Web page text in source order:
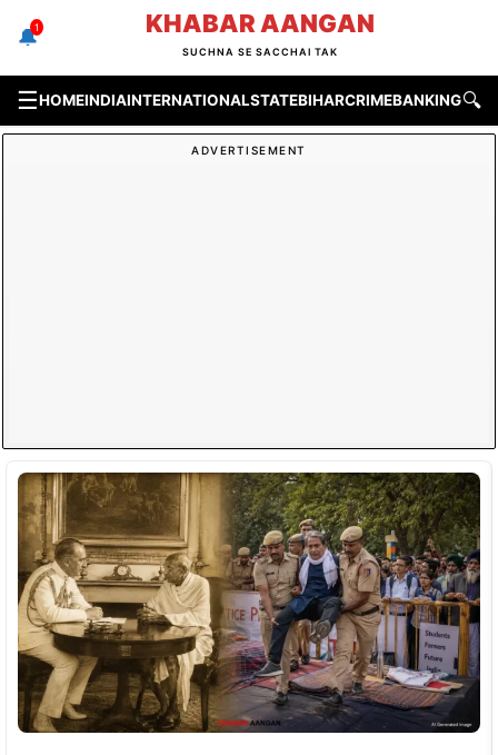
🔔
1 KHABAR AANGAN
SUCHNA SE SACCHAI TAK
☰HOMEINDIAINTERNATIONALSTATEBIHARCRIMEBANKING &🔍
ADVERTISEMENT